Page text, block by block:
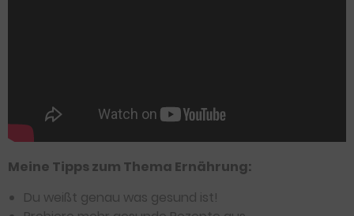
Meine Tipps zum Thema Ernährung:
Du weißt genau was gesund ist!